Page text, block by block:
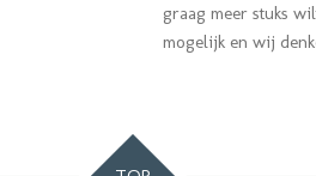
graag meer stuks
mogelijk en wij